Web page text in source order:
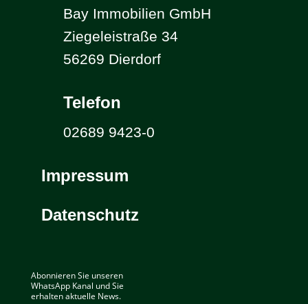
Bay Immobilien GmbH
Ziegeleistraße 34
56269 Dierdorf
Telefon
02689 9423-0
Impressum
Datenschutz
Abonnieren Sie unseren
WhatsApp Kanal und Sie
erhalten aktuelle News.